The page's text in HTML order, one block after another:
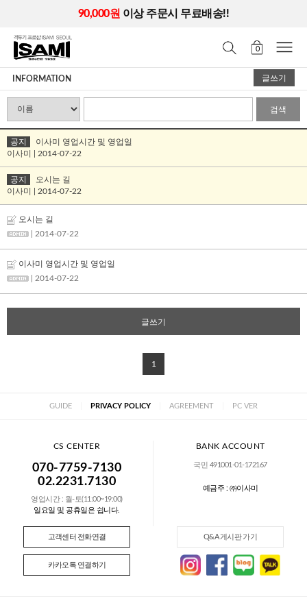
90,000원 이상 주문시 무료배송!!
0
INFORMATION 글쓰기
검색
공지
이사미 영업시간 및 영업일
이사미 | 2014-07-22
공지
오시는 길
이사미 | 2014-07-22
오시는 길
| 2014-07-22
이사미 영업시간 및 영업일
| 2014-07-22
글쓰기
1
GUIDE PRIVACY POLICY AGREEMENT PC VER
CS CENTER
070-7759-7130
02.2231.7130
영업시간 : 월-토(11:00~19:00)
일요일 및 공휴일은 쉽니다.
BANK ACCOUNT
국민 491001-01-172167
예금주 : ㈜이사미
고객센터 전화연결
카카오톡 연결하기
Q&A 게시판 가기